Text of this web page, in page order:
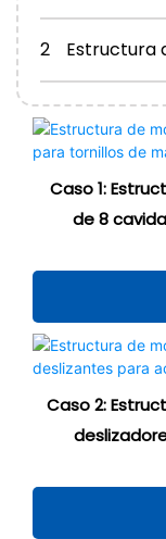
2 Estructura
Caso 1:
de 8
Caso 2: